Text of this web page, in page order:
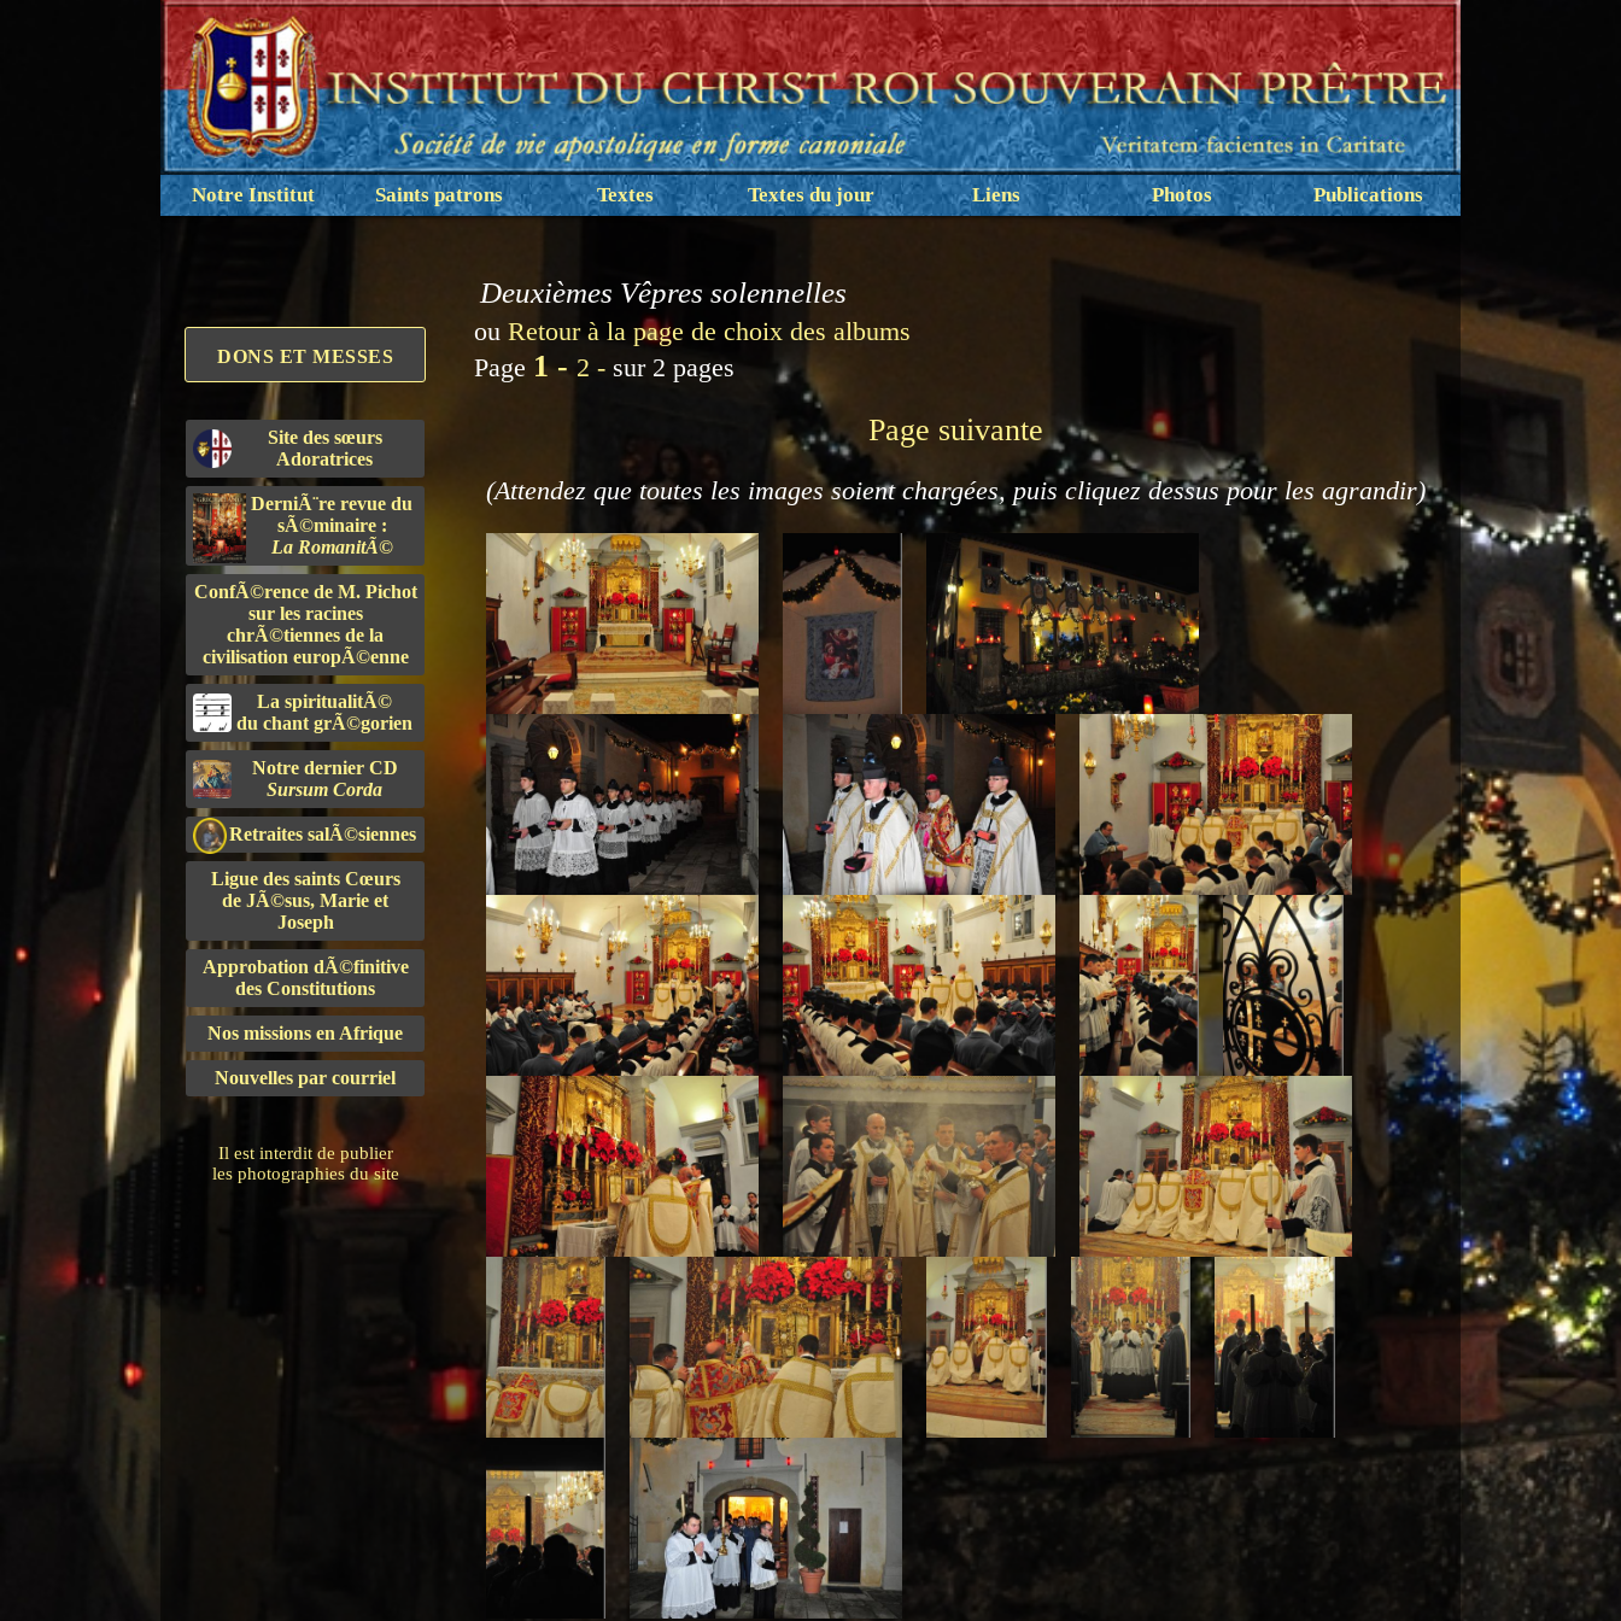
Notre Institut Saints patrons Textes Textes du jour Liens Photos Publications
DONS ET MESSES
Site des sœurs
Adoratrices
DerniÃ¨re revue du
sÃ©minaire :
La RomanitÃ©
ConfÃ©rence de M. Pichot
sur les racines
chrÃ©tiennes de la
civilisation europÃ©enne
La spiritualitÃ©
du chant grÃ©gorien
Notre dernier CD
Sursum Corda
Retraites salÃ©siennes
Ligue des saints Cœurs
de JÃ©sus, Marie et
Joseph
Approbation dÃ©finitive
des Constitutions
Nos missions en Afrique
Nouvelles par courriel
Il est interdit de publier
les photographies du site
Deuxièmes Vêpres solennelles
ou Retour à la page de choix des albums
Page 1 - 2 - sur 2 pages
Page suivante
(Attendez que toutes les images soient chargées, puis cliquez dessus pour les agrandir)